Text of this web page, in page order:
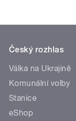
Český rozhlas
Válka na Ukrajině
Komunální volby
Stanice
eShop